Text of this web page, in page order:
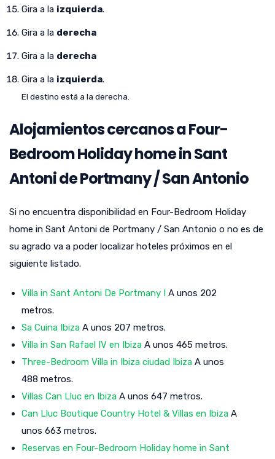
Gira a la izquierda.
Gira a la derecha
Gira a la derecha
Gira a la izquierda.
El destino está a la derecha.
Alojamientos cercanos a Four-
Bedroom Holiday home in Sant
Antoni de Portmany / San Antonio
Si no encuentra disponibilidad en Four-Bedroom Holiday
home in Sant Antoni de Portmany / San Antonio o no es de
su agrado va a poder localizar hoteles próximos en el
siguiente listado.
Villa in Sant Antoni De Portmany I A unos 202
metros.
Sa Cuina Ibiza A unos 207 metros.
Villa in San Rafael IV en Ibiza A unos 465 metros.
Three-Bedroom Villa in Ibiza ciudad Ibiza A unos
488 metros.
Villas Can Lluc en Ibiza A unos 647 metros.
Can Lluc Boutique Country Hotel & Villas en Ibiza A
unos 663 metros.
Reservas en Four-Bedroom Holiday home in Sant